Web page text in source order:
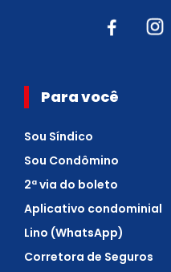
Para você
Sou Síndico
Sou Condômino
2ª via do boleto
Aplicativo condominial
Lino (WhatsApp)
Corretora de Seguros